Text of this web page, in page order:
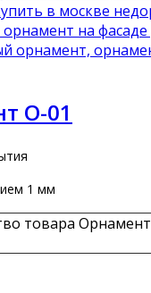
О-01
1 мм
товара Орнамент